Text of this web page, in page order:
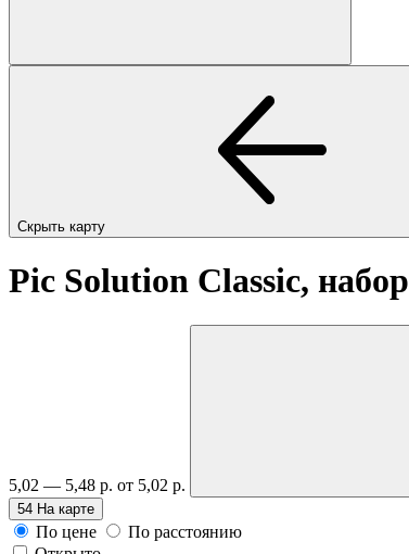
Скрыть карту
Pic Solution Classic, набор
5,02 — 5,48 р. от 5,02 р.
54 На карте
По цене
По расстоянию